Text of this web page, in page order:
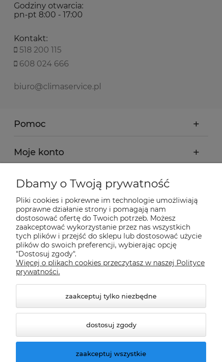
Godziny otwarcia:
pn-pt 8:00 - 17:00
Kontakt:
518 200 115
608 024 666
biuro@climaservice.pl
Pomoc
Moje konto
Płatności i dostawa
Informacje
O nas
Nasze sklepy Allegro
Dbamy o Twoją prywatność
Pliki cookies i pokrewne im technologie umożliwiają
poprawne działanie strony i pomagają nam
dostosować ofertę do Twoich potrzeb. Możesz
zaakceptować wykorzystanie przez nas wszystkich
tych plików i przejść do sklepu lub dostosować użycie
plików do swoich preferencji, wybierając opcję
"Dostosuj zgody".
Więcej o plikach cookies przeczytasz w naszej Polityce
prywatności.
zaakceptuj tylko niezbędne
dostosuj zgody
zaakceptuj wszystkie